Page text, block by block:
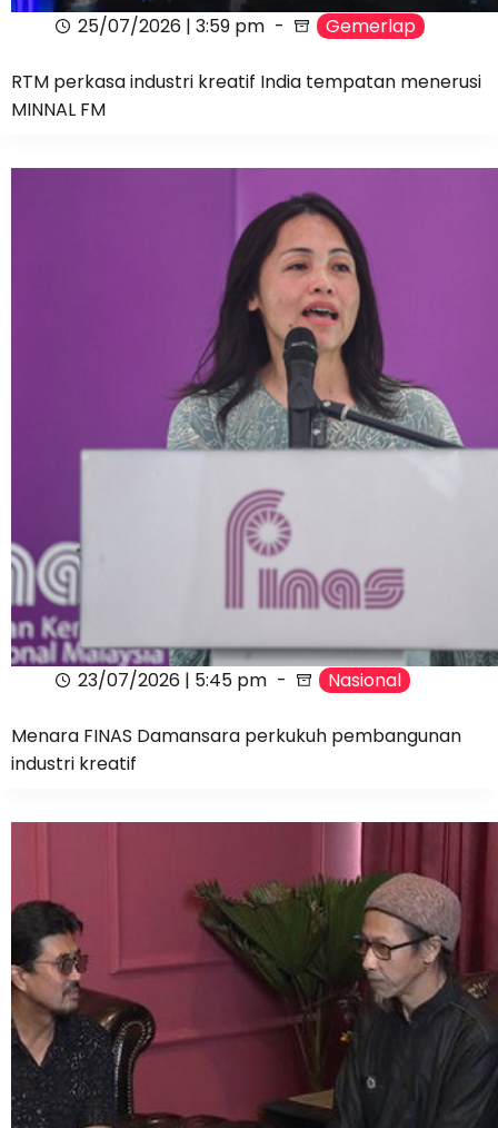
25/07/2026 | 3:59 pm Gemerlap
RTM perkasa industri kreatif India tempatan menerusi
MINNAL FM
23/07/2026 | 5:45 pm Nasional
Menara FINAS Damansara perkukuh pembangunan
industri kreatif